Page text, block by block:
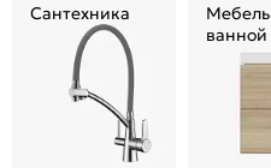
Сантехника
ванной